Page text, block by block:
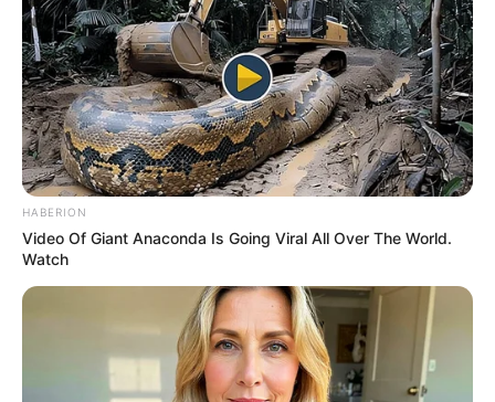
HABERION
Video Of Giant Anaconda Is Going Viral All Over The World.
Watch